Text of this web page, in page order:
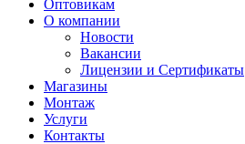
Оптовикам
О компании
Новости
Вакансии
Лицензии и Сертификаты
Магазины
Монтаж
Услуги
Контакты